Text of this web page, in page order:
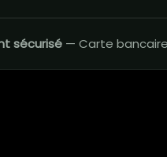
sécurisé — Carte